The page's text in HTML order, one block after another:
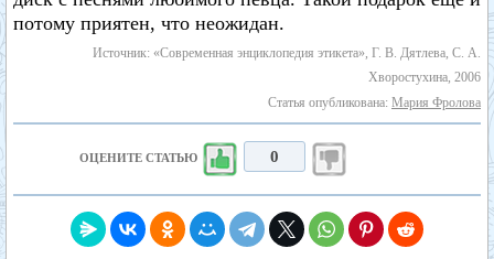
потому приятен, что неожидан.
Источник: «Современная энциклопедия этикета», Г. В. Дятлева, С. А.
Хворостухина, 2006
Статья опубликована: Мария Фролова
ОЦЕНИТЕ СТАТЬЮ 0